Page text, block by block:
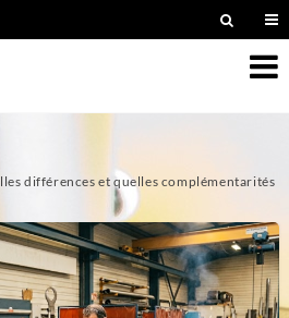
différences et quelles complémentarités